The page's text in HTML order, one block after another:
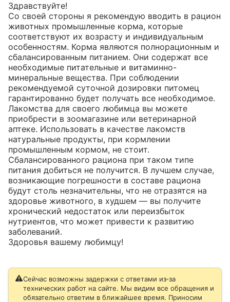
Здравствуйте!
Со своей стороны я рекомендую вводить в рацион
животных промышленные корма, которые
соответствуют их возрасту и индивидуальным
особенностям. Корма являются полнорационным и
сбалансированным питанием. Они содержат все
необходимые питательные и витаминно-
минеральные вещества. При соблюдении
рекомендуемой суточной дозировки питомец
гарантированно будет получать все необходимое.
Лакомства для своего любимца вы можете
приобрести в зоомагазине или ветеринарной
аптеке. Использовать в качестве лакомств
натуральные продукты, при кормлении
промышленным кормом, не стоит.
Сбалансированного рациона при таком типе
питания добиться не получится. В лучшем случае,
возникающие погрешности в составе рациона
будут столь незначительны, что не отразятся на
здоровье животного, в худшем — вы получите
хронический недостаток или переизбыток
нутриентов, что может привести к развитию
заболеваний.
Здоровья вашему любимцу!
Сейчас возможны задержки с ответами из‑за
технических работ на сайте. Мы видим все обращения и
обязательно ответим в ближайшее время. Приносим